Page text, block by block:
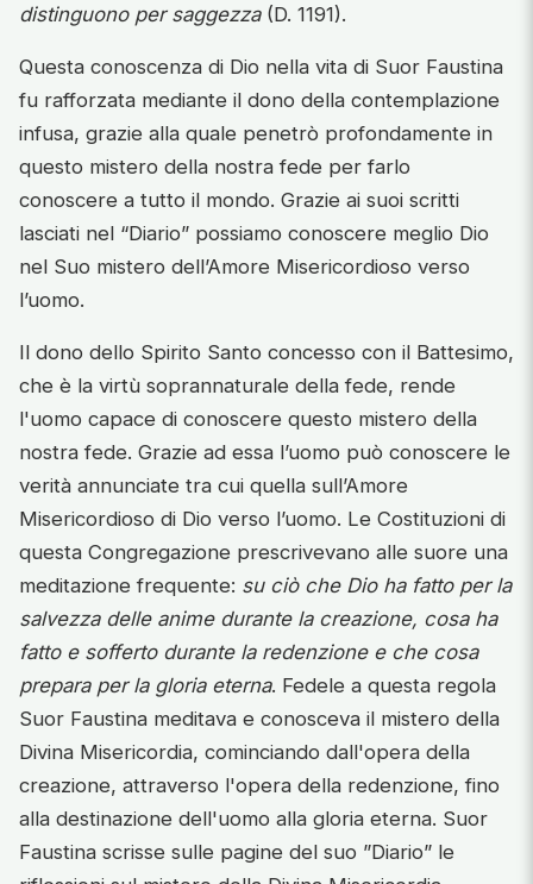
distinguono per saggezza(D. 1191).
Questa conoscenza di Dio nella vita di Suor Faustina
fu rafforzata mediante il dono della contemplazione
infusa, grazie alla quale penetrò profondamente in
questo mistero della nostra fede per farlo
conoscere a tutto il mondo. Grazie ai suoi scritti
lasciati nel “Diario” possiamo conoscere meglio Dio
nel Suo mistero dell’Amore Misericordioso verso
l’uomo.
Il dono dello Spirito Santo concesso con il Battesimo,
che è la virtù soprannaturale della fede, rende
l'uomo capace di conoscere questo mistero della
nostra fede. Grazie ad essa l’uomo può conoscere le
verità annunciate tra cui quella sull’Amore
Misericordioso di Dio verso l’uomo. Le Costituzioni di
questa Congregazione prescrivevano alle suore una
meditazione frequente: su ciò che Dio ha fatto per la
salvezza delle anime durante la creazione, cosa ha
fatto e sofferto durante la redenzione e che cosa
prepara per la gloria eterna. Fedele a questa regola
Suor Faustina meditava e conosceva il mistero della
Divina Misericordia, cominciando dall'opera della
creazione, attraverso l'opera della redenzione, fino
alla destinazione dell'uomo alla gloria eterna. Suor
Faustina scrisse sulle pagine del suo ”Diario” le